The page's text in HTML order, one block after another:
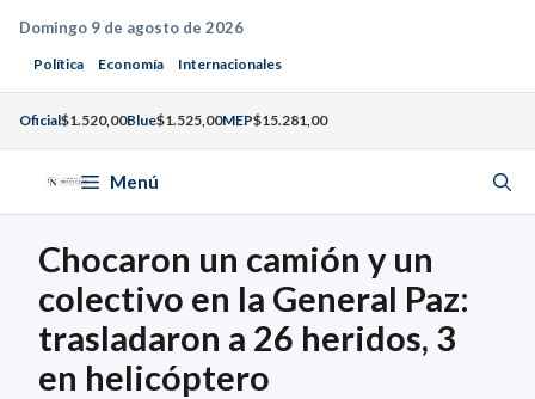
Saltar
contenido
Domingo 9 de agosto de 2026
Política Economía Internacionales
Oficial$1.520,00Blue$1.525,00MEP$15.281,00
Menú
Chocaron un camión y un
colectivo en la General Paz:
trasladaron a 26 heridos, 3
en helicóptero